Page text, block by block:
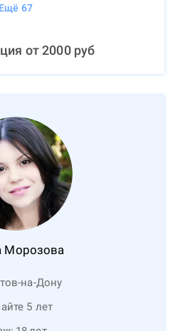
Ещё 67
от2000руб
Морозова
на-Дону
5 лет